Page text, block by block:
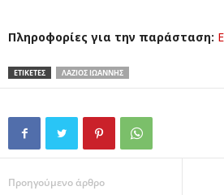
Πληροφορίες για την παράσταση:
ΕΤΙΚΕΤΕΣ ΛΆΖΙΟΣ ΙΩΆΝΝΗΣ
Προηγούμενο άρθρο